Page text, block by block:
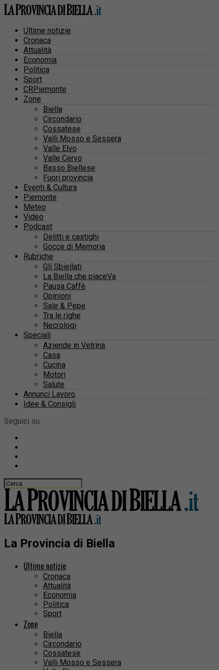
Ultime notizie
Cronaca
Attualità
Economia
Politica
Sport
CRPiemonte
Zone
Biella
Circondario
Cossatese
Valli Mosso e Sessera
Valle Elvo
Valle Cervo
Basso Biellese
Fuori provincia
Eventi & Cultura
Piemonte
Meteo
Video
Podcast
Delitti e castighi
Gocce di Memoria
Rubriche
Gli Sbiellati
La Biella che piaceVa
Pausa Caffè
Opinioni
Sale & Pepe
Tra le righe
Necrologi
Speciali
Aziende in Vetrina
Casa
Cucina
Motori
Salute
Annunci Lavoro
Idee & Consigli
Seguici su
La Provincia di Biella
Ultime notizie
Cronaca
Attualità
Economia
Politica
Sport
Zone
Biella
Circondario
Cossatese
Valli Mosso e Sessera